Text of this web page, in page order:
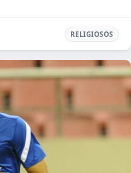
RELIGIOSOS